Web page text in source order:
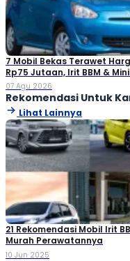
7 Mobil Bekas Terawet
Rp75 Jutaan, Irit BBM &
07 Agu 2026
Rekomendasi Untuk
Lihat Lainnya
21 Rekomendasi Mobil Irit
Murah Perawatannya
10 Jun 2025